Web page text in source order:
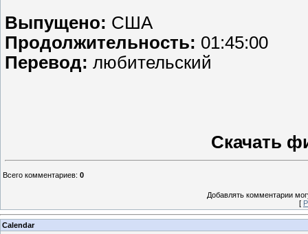
Выпущено: США
Продолжительность: 01:45:00
Перевод: любительский
Скачать
Всего комментариев: 0
Добавлять комментарии
[
Calendar